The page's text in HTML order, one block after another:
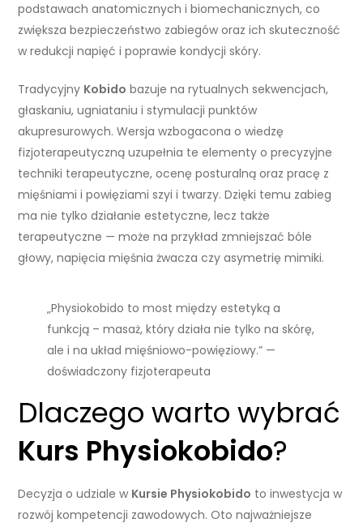
podstawach anatomicznych i biomechanicznych, co
zwiększa bezpieczeństwo zabiegów oraz ich skuteczność
w redukcji napięć i poprawie kondycji skóry.
Tradycyjny Kobido bazuje na rytualnych sekwencjach,
głaskaniu, ugniataniu i stymulacji punktów
akupresurowych. Wersja wzbogacona o wiedzę
fizjoterapeutyczną uzupełnia te elementy o precyzyjne
techniki terapeutyczne, ocenę posturalną oraz pracę z
mięśniami i powięziami szyi i twarzy. Dzięki temu zabieg
ma nie tylko działanie estetyczne, lecz także
terapeutyczne — może na przykład zmniejszać bóle
głowy, napięcia mięśnia żwacza czy asymetrię mimiki.
„Physiokobido to most między estetyką a
funkcją – masaż, który działa nie tylko na skórę,
ale i na układ mięśniowo-powięziowy.” —
doświadczony fizjoterapeuta
Dlaczego warto wybrać
Kurs Physiokobido?
Decyzja o udziale w Kursie Physiokobido to inwestycja w
rozwój kompetencji zawodowych. Oto najważniejsze